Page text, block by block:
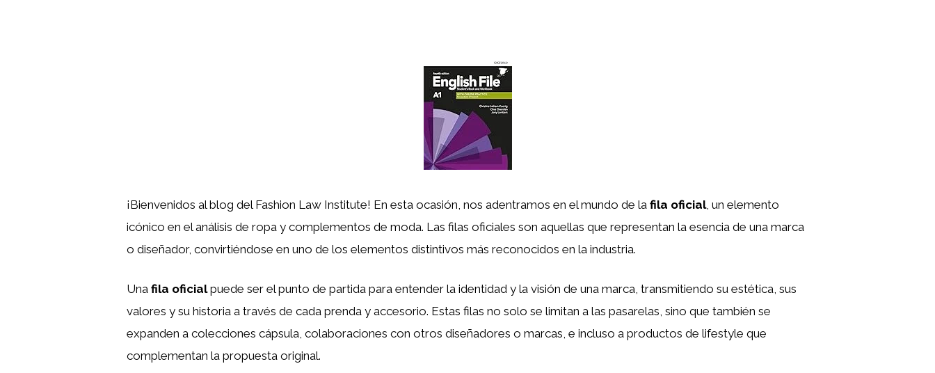
¡Bienvenidos al blog del Fashion Law Institute! En esta ocasión, nos adentramos en el mundo de la fila oficial, un elemento
icónico en el análisis de ropa y complementos de moda. Las filas oficiales son aquellas que representan la esencia de una marca
o diseñador, convirtiéndose en uno de los elementos distintivos más reconocidos en la industria.
Una fila oficialpuede ser el punto de partida para entender la identidad y la visión de una marca, transmitiendo su estética, sus
valores y su historia a través de cada prenda y accesorio. Estas filas no solo se limitan a las pasarelas, sino que también se
expanden a colecciones cápsula, colaboraciones con otros diseñadores o marcas, e incluso a productos de lifestyle que
complementan la propuesta original.